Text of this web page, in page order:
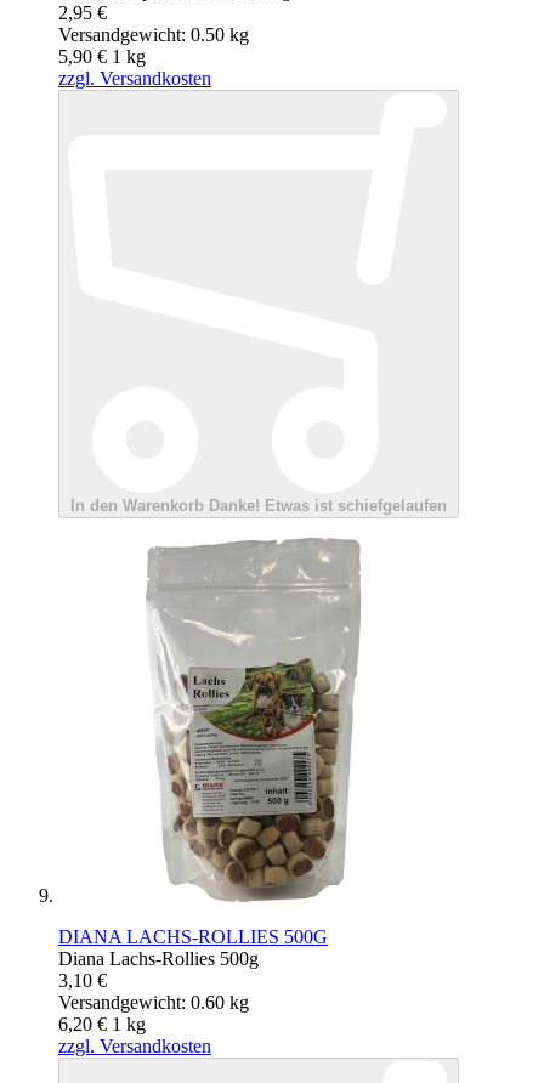
2,95 €
Versandgewicht: 0.50 kg
5,90 € 1 kg
zzgl. Versandkosten
In den Warenkorb Danke! Etwas ist schiefgelaufen
DIANA LACHS-ROLLIES 500G
Diana Lachs-Rollies 500g
3,10 €
Versandgewicht: 0.60 kg
6,20 € 1 kg
zzgl. Versandkosten